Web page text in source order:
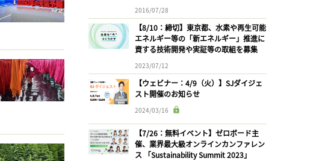
2016/07/28
【8/10：締切】東京都、水素や再生可能
エネルギー等の「新エネルギー」推進に
資する技術開発や実証等の取組を募集
2023/07/12
【ウェビナー：4/9（火）】SJダイジェ
スト開催のお知らせ
2024/03/16
【7/26：無料イベント】ゼロボード主
催、業界最大級オンラインカンファレン
ス 「Sustainability Summit 2023」